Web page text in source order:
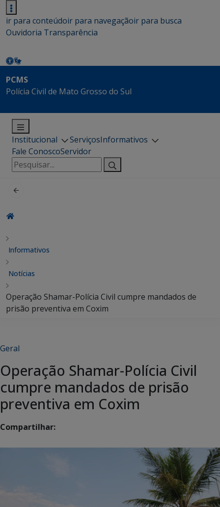
ir para conteúdoir para navegaçãoir para busca
Ouvidoria Transparência
PCMS
Polícia Civil de Mato Grosso do Sul
Institucional ServiçosInformativos
Fale ConoscoServidor
Pesquisar
por:
Informativos
Notícias
Operação Shamar-Polícia Civil cumpre mandados de
prisão preventiva em Coxim
Geral
Operação Shamar-Polícia Civil
cumpre mandados de prisão
preventiva em Coxim
Compartilhar: